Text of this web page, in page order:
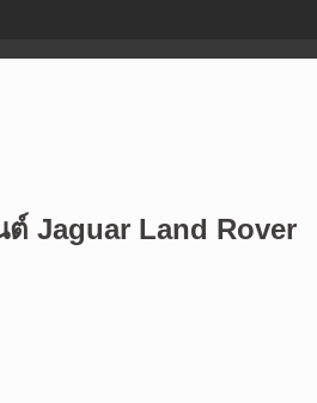
ต์ Jaguar Land Rover